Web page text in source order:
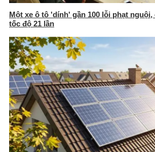
Một xe ô tô 'dính' gần 100 lỗi phạt
tốc độ 21 lần